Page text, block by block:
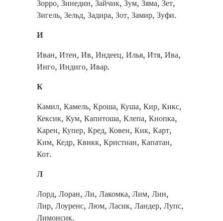
Зорро, Зинедин, Зайчик, Зум, Зяма, Зет,
Зигель, Зельд, Задира, Зот, Замир, Зуфи.
И
Иван, Итен, Ив, Индеец, Илья, Итя, Ива,
Инго, Индиго, Ивар.
К
Камил, Камель, Кроша, Куша, Кир, Кикс,
Кексик, Кум, Капитоша, Клепа, Кнопка,
Карен, Купер, Кред, Ковен, Кик, Карт,
Ким, Кедр, Квикк, Кристиан, Капатан,
Кот.
Л
Лорд, Лоран, Ли, Лакомка, Лим, Лин,
Лир, Лоуренс, Люм, Ласик, Ландер, Лупс,
Лимонсик.